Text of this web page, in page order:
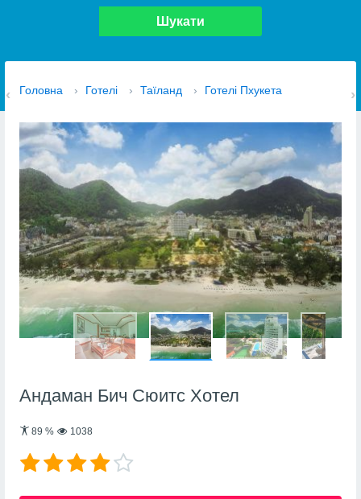
Шукати
Головна › Готелі › Таїланд › Готелі Пхукета
Андаман Бич Сюитс Хотел
89 % 1038